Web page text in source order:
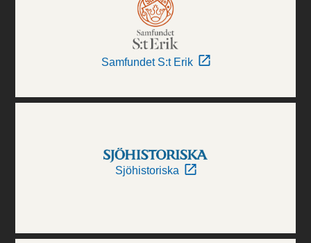
Samfundet S:t Erik
Sjöhistoriska